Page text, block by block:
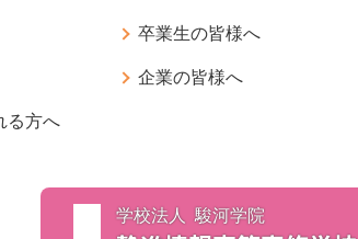
る方へ
卒業生の皆様へ
企業の皆様へ
学校法人 駿河学院